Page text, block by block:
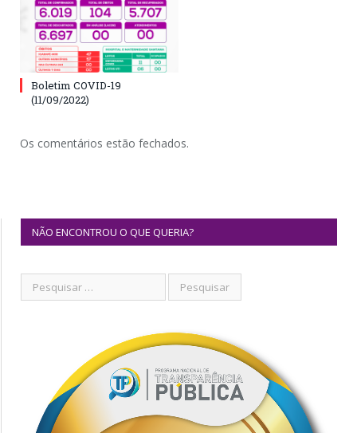
Boletim COVID-19
(11/09/2022)
Os comentários estão fechados.
NÃO ENCONTROU O QUE QUERIA?